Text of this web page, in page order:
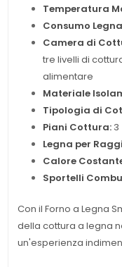
Temperatura
Consumo
Camera di
tre livelli di
alimentare
Materiale
Tipologia di
Piani Cottura:3
Legna per
Calore
Sportelli
Con il Forno a Legna
della cottura a legna
un'esperienza